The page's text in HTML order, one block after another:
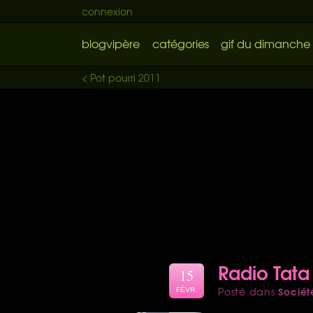
connexion
blogvipère catégories gif du dimanche
< Pot pourri 2011
Radio Tata
Posté dans
15
FÉVR.